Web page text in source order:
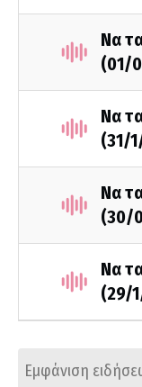
Να
(01/
Να
(31/
Να
(30/
Να
(29/
Εμφάνιση